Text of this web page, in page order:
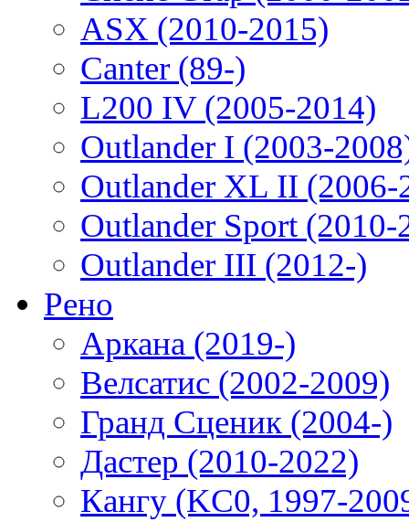
ASX (2010-2015)
Canter (89-)
L200 IV (2005-2014)
Outlander I (2003-
Outlander XL II (2006-
Outlander Sport (2010-
Outlander III (2012-)
Рено
Аркана (2019-)
Велсатис (2002-2009)
Гранд Сценик (2004-)
Дастер (2010-2022)
Кангу (KC0, 1997-